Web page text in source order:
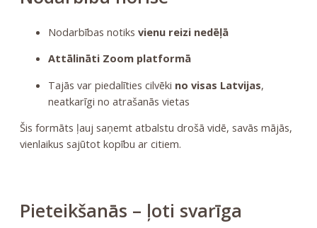
Nodarbības notiks vienu reizi nedēļā
Attālināti Zoom platformā
Tajās var piedalīties cilvēki no visas Latvijas,
neatkarīgi no atrašanās vietas
Šis formāts ļauj saņemt atbalstu drošā vidē, savās mājās,
vienlaikus sajūtot kopību ar citiem.
Pieteikšanās – ļoti svarīga